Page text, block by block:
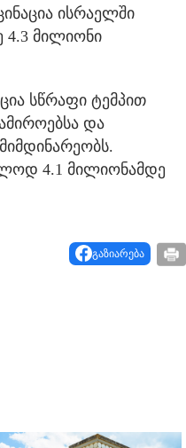
ისრაელში
4.3 მილიონი
სწრაფი ტემპით
და
4.1 მილიონამდე
გაზიარება